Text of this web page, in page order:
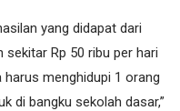
yang didapat dari
sekitar Rp 50 ribu per hari
harus menghidupi 1 orang
di bangku sekolah dasar,”